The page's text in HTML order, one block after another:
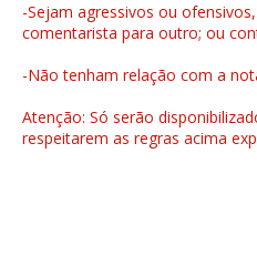
-Sejam agressivos ou
comentarista para outro; ou
-Não tenham relação com a
Atenção: Só serão
respeitarem as regras acima